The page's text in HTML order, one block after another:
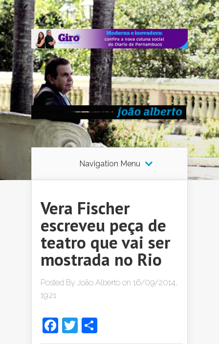
Navigation Menu
Vera Fischer
escreveu peça de
teatro que vai ser
mostrada no Rio
Posted By João Alberto on 16/09/2014,
19:21
Facebook
Twitter